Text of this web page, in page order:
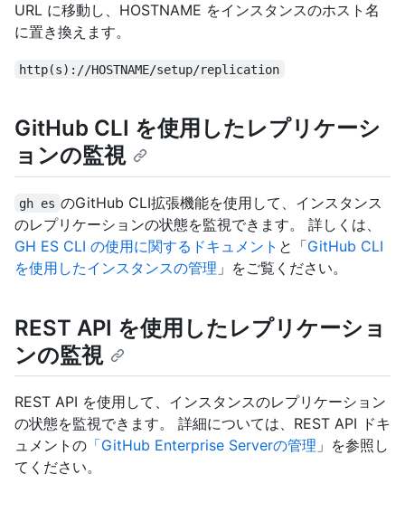
URL に移動し、HOSTNAME をインスタンスのホスト名
に置き換えます。
http(s)://HOSTNAME/setup/replication
GitHub CLI を使用したレプリケーシ
ョンの監視
gh es のGitHub CLI拡張機能を使用して、インスタンス
のレプリケーションの状態を監視できます。 詳しくは、
GH ES CLI の使用に関するドキュメント と「GitHub CLI
を使用したインスタンスの管理 」をご覧ください。
REST API を使用したレプリケーショ
ンの監視
REST API を使用して、インスタンスのレプリケーション
の状態を監視できます。 詳細については、REST API ドキ
ュメントの 「GitHub Enterprise Serverの管理 」を参照し
てください。